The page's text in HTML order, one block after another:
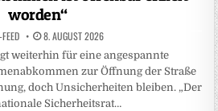
worden“
8. AUGUST 2026
weiterhin für eine angespannte
zur Öffnung der Straße
doch Unsicherheiten bleiben. „Der
Sicherheitsrat…